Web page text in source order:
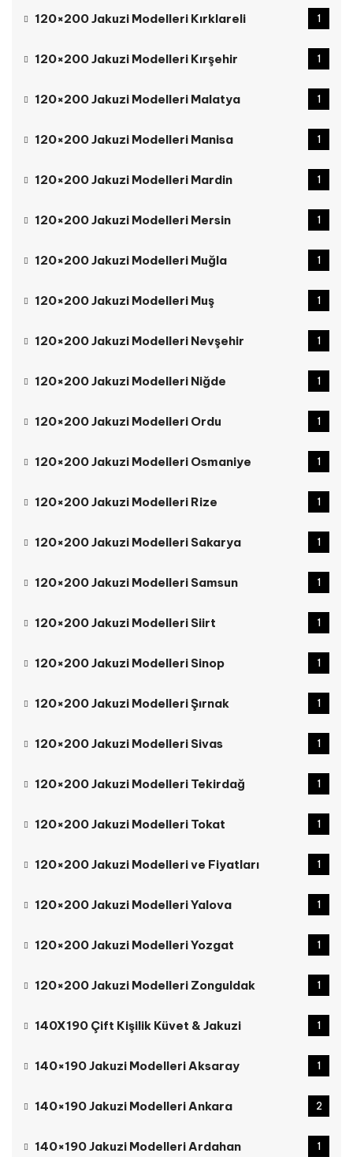
120×200 Jakuzi Modelleri Kırklareli 1
120×200 Jakuzi Modelleri Kırşehir 1
120×200 Jakuzi Modelleri Malatya 1
120×200 Jakuzi Modelleri Manisa 1
120×200 Jakuzi Modelleri Mardin 1
120×200 Jakuzi Modelleri Mersin 1
120×200 Jakuzi Modelleri Muğla 1
120×200 Jakuzi Modelleri Muş 1
120×200 Jakuzi Modelleri Nevşehir 1
120×200 Jakuzi Modelleri Niğde 1
120×200 Jakuzi Modelleri Ordu 1
120×200 Jakuzi Modelleri Osmaniye 1
120×200 Jakuzi Modelleri Rize 1
120×200 Jakuzi Modelleri Sakarya 1
120×200 Jakuzi Modelleri Samsun 1
120×200 Jakuzi Modelleri Siirt 1
120×200 Jakuzi Modelleri Sinop 1
120×200 Jakuzi Modelleri Şırnak 1
120×200 Jakuzi Modelleri Sivas 1
120×200 Jakuzi Modelleri Tekirdağ 1
120×200 Jakuzi Modelleri Tokat 1
120×200 Jakuzi Modelleri ve Fiyatları 1
120×200 Jakuzi Modelleri Yalova 1
120×200 Jakuzi Modelleri Yozgat 1
120×200 Jakuzi Modelleri Zonguldak 1
140X190 Çift Kişilik Küvet & Jakuzi 1
140×190 Jakuzi Modelleri Aksaray 1
140×190 Jakuzi Modelleri Ankara 2
140×190 Jakuzi Modelleri Ardahan 1